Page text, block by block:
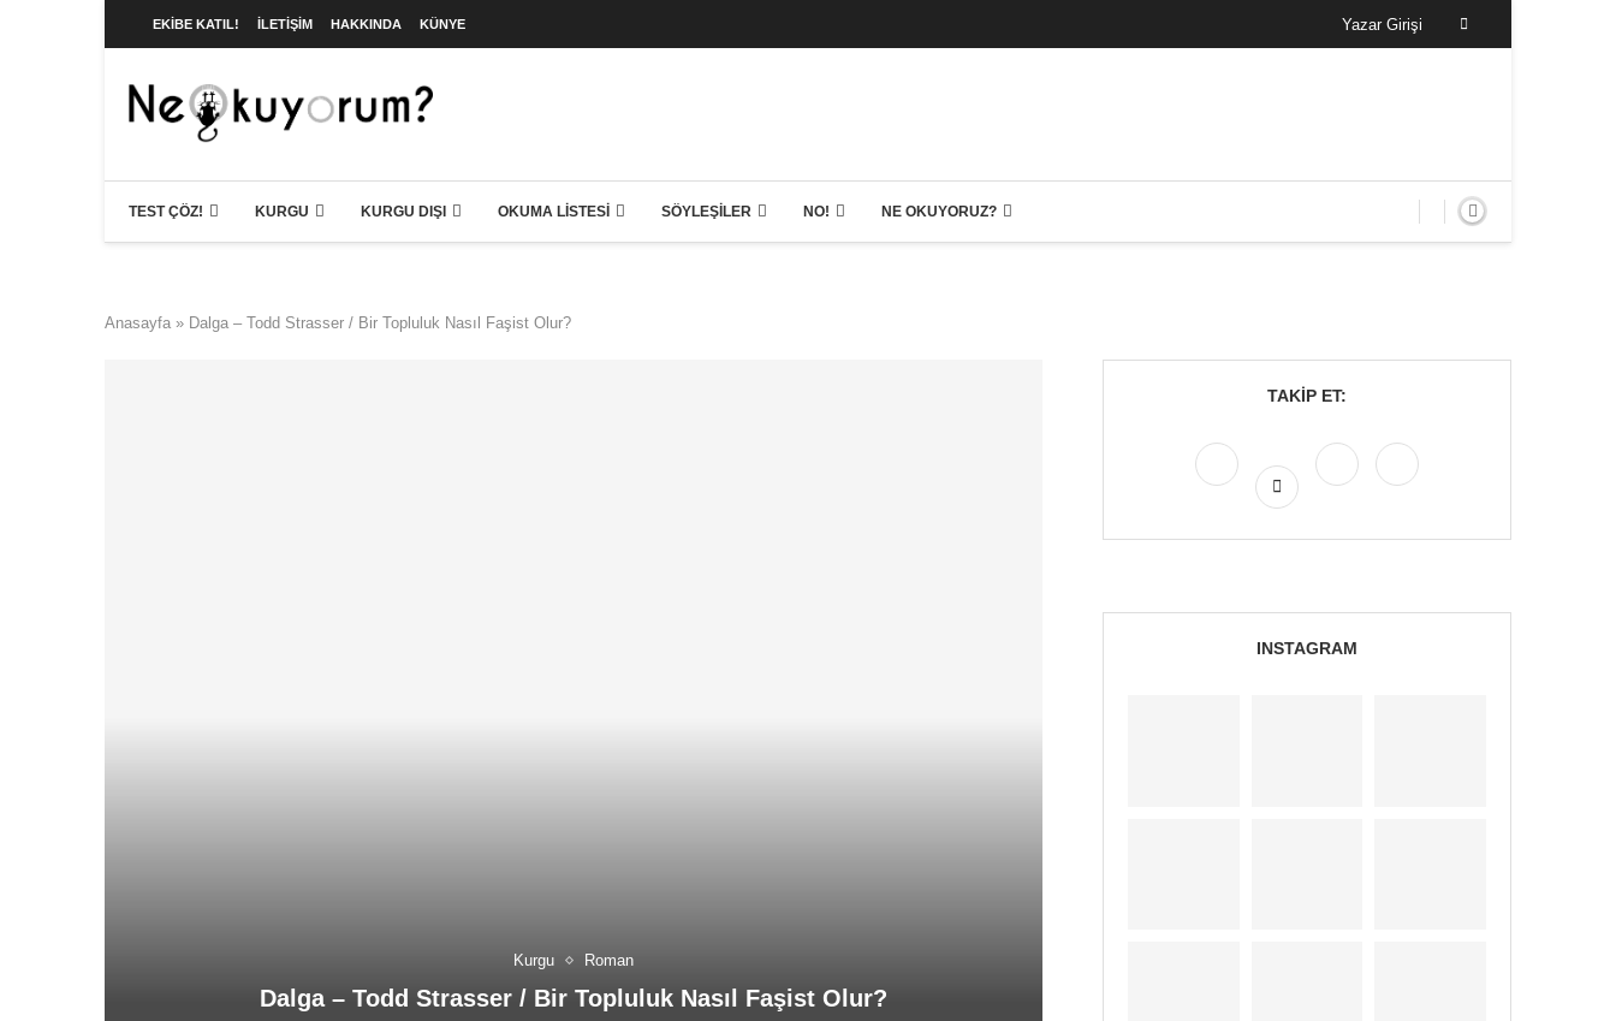
EKIBE KATIL! İLETIŞIM HAKKINDA KÜNYE Yazar Girişi
TEST ÇÖZ! KURGU KURGU DIŞI OKUMA LISTESI SÖYLEŞILER NO! NE OKUYORUZ?
Anasayfa » Dalga – Todd Strasser / Bir Topluluk Nasıl Faşist Olur?
Kurgu Roman
Dalga – Todd Strasser / Bir Topluluk Nasıl Faşist Olur?
TAKIP ET:
INSTAGRAM